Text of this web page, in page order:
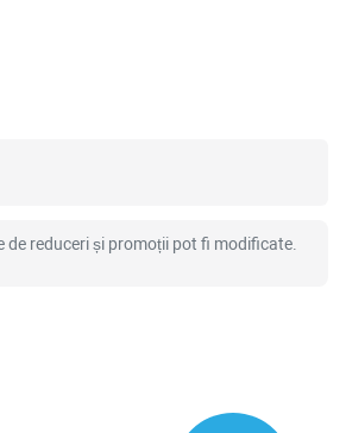
reduceri și promoții pot fi modificate.